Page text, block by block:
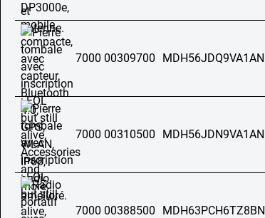
7000 00309700 MDH56JDQ9VA1AN
7000 00310500 MDH56JDN9VA1AN
7000 00388500 MDH63PCH6TZ8BN